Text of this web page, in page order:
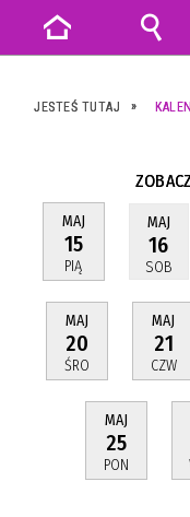
JESTEŚ TUTAJ
MAJ
15
PIĄ
MAJ
16
SOB
MAJ
20
ŚRO
MAJ
21
CZW
MAJ
25
PON
Strona
główna